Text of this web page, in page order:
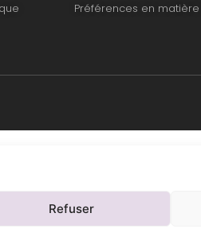
Refuser
Préférences en